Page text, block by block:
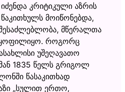
კრიტიკული აზრის
მოიწონებდა,
მწერალთა
ყოფილიყო. როგორც
უშეღავათო
1835 წელს გრიგოლ
წასაკითხად
„სულით ერთო,